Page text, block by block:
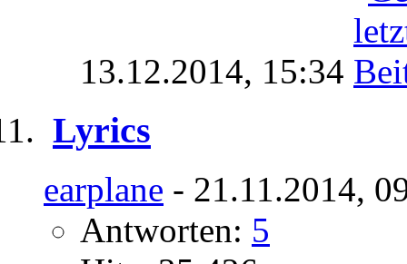
13.12.2014, 15:34
Lyrics
earplane - 21.11.2014,
Antworten: 5